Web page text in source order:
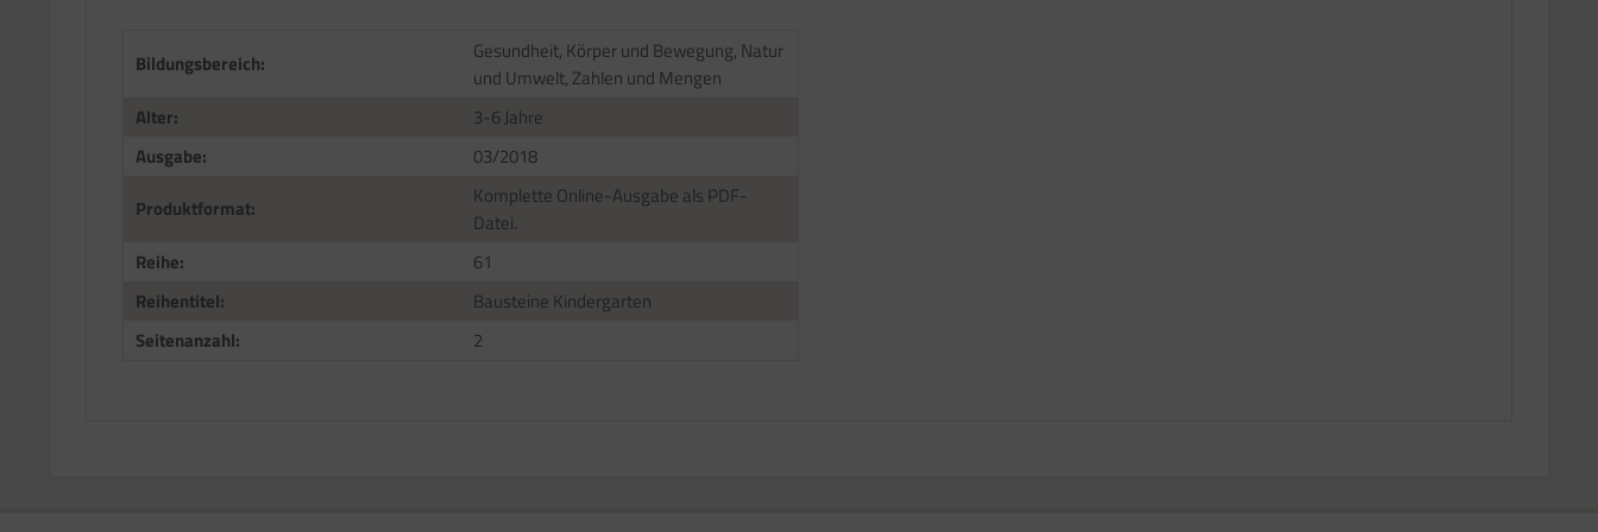
Bildungsbereich:
Gesundheit, Körper und Bewegung, Natur
und Umwelt, Zahlen und Mengen
Alter:
3-6 Jahre
Ausgabe:
03/2018
Produktformat:
Komplette Online-Ausgabe als PDF-
Datei.
Reihe:
61
Reihentitel:
Bausteine Kindergarten
Seitenanzahl:
2